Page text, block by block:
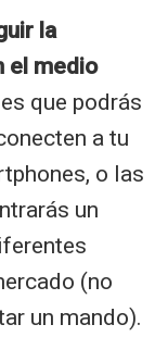
la
el medio
que podrás
a tu
o las
un
(no
un mando).